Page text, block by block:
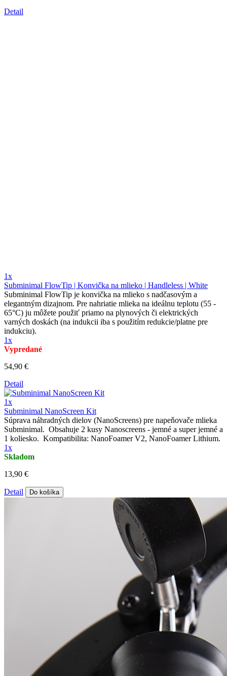
Detail
1x
Subminimal FlowTip | Konvička na mlieko | Handleless | White
Subminimal FlowTip je konvička na mlieko s nadčasovým a
elegantným dizajnom. Pre nahriatie mlieka na ideálnu teplotu (55 -
65°C) ju môžete použiť priamo na plynových či elektrických
varných doskách (na indukcii iba s použitím redukcie/platne pre
indukciu).
1x
Vypredané
54,90 €
Detail
1x
Subminimal NanoScreen Kit
Súprava náhradných dielov (NanoScreens) pre napeňovače mlieka
Subminimal. Obsahuje 2 kusy Nanoscreens - jemné a super jemné a
1 koliesko. Kompatibilita: NanoFoamer V2, NanoFoamer Lithium.
1x
Skladom
13,90 €
Detail Do košíka